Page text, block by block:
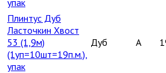
Плинтус Дуб
Ласточкин Хвост
53 (1,9м)
(1уп=10шт=19п.м.),
упак
Дуб A